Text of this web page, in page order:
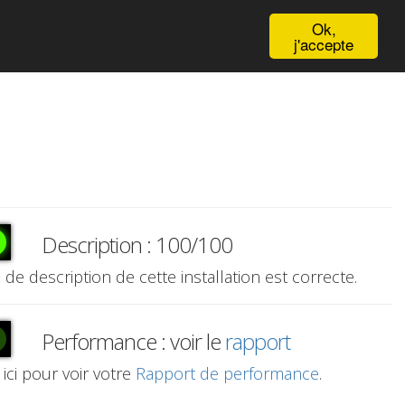
Ok,
j'accepte
Description : 100/100
de description de cette installation est correcte.
Performance : voir lerapport
ici pour voir votre Rapport de performance.